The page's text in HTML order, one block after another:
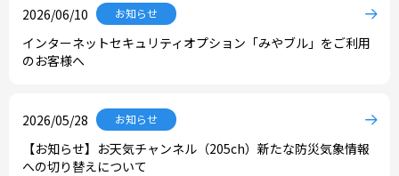
2026/06/10 お知らせ
インターネットセキュリティオプション「みやブル」をご利用
のお客様へ
2026/05/28 お知らせ
【お知らせ】お天気チャンネル（205ch）新たな防災気象情報
への切り替えについて